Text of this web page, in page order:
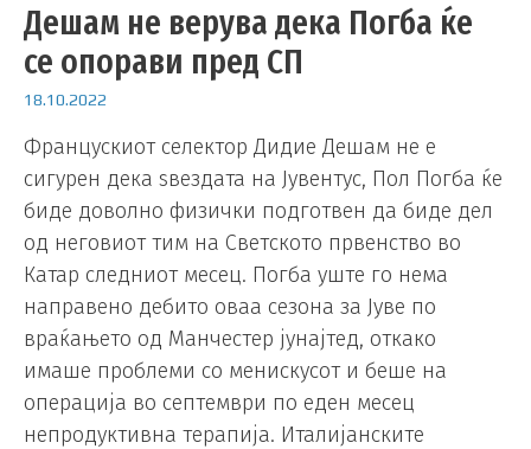
Дешам не верува дека Погба ќе
се опорави пред СП
18.10.2022
Францускиот селектор Дидие Дешам не е
сигурен дека ѕвездата на Јувентус, Пол Погба ќе
биде доволно физички подготвен да биде дел
од неговиот тим на Светското првенство во
Катар следниот месец. Погба уште го нема
направено дебито оваа сезона за Јуве по
враќањето од Манчестер јунајтед, откако
имаше проблеми со менискусот и беше на
операција во септември по еден месец
непродуктивна терапија. Италијанските